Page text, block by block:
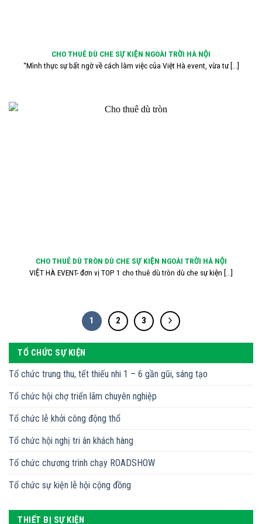
TỔ CHỨC SỰ KIỆN
Tổ chức trung thu, tết thiếu nhi 1 – 6 gần gũi, sáng tạo
Tổ chức hội chợ triển lãm chuyên nghiệp
Tổ chức lễ khởi công động thổ
Tổ chức hội nghị tri ân khách hàng
Tổ chức chương trình chạy ROADSHOW
Tổ chức sự kiện lễ hội cộng đồng
THIẾT BỊ SỰ KIỆN
CHO THUÊ DÙ CHE SỰ KIỆN NGOÀI TRỜI HÀ NỘI
“Mình thực sự bất ngờ về cách làm việc của Việt Hà event, vừa tư [...]
CHO THUÊ DÙ TRÒN DÙ CHE SỰ KIỆN NGOÀI TRỜI HÀ NỘI
VIỆT HÀ EVENT- đơn vị TOP 1 cho thuê dù tròn dù che sự kiện [...]
1 2 3